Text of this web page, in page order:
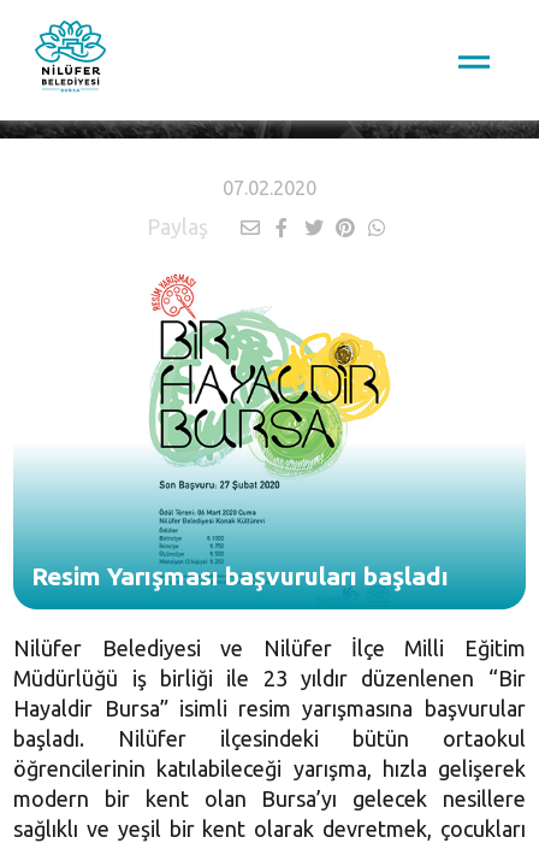
07.02.2020
Paylaş
Resim Yarışması başvuruları başladı
Nilüfer Belediyesi ve Nilüfer İlçe Milli Eğitim
Müdürlüğü iş birliği ile 23 yıldır düzenlenen “Bir
Hayaldir Bursa” isimli resim yarışmasına başvurular
başladı. Nilüfer ilçesindeki bütün ortaokul
öğrencilerinin katılabileceği yarışma, hızla gelişerek
modern bir kent olan Bursa’yı gelecek nesillere
sağlıklı ve yeşil bir kent olarak devretmek, çocukları